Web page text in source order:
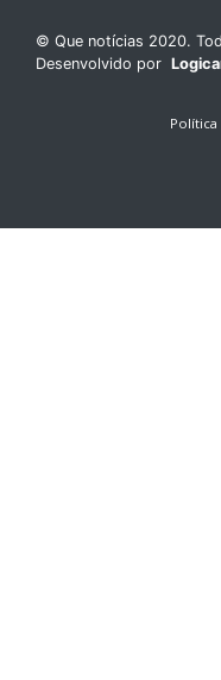
© Que notícias 2020.
Desenvolvido por
Política